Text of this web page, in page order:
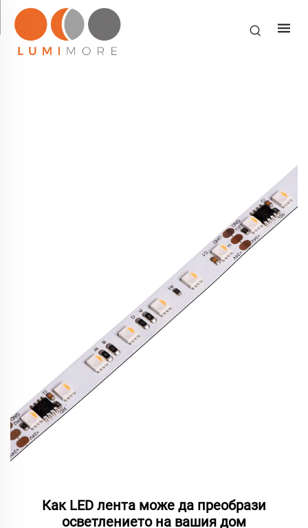
Как LED лента може да преобрази
осветлението на вашия дом